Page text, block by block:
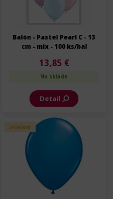
Balón - Pastel Pearl C - 13
cm - mix - 100 ks/bal
13,85 €
Na sklade
Detail
Skladom